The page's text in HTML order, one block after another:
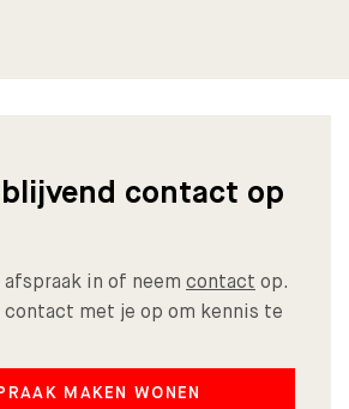
contact op
in of neem contact op.
contact met je op om kennis te
MAKEN WONEN